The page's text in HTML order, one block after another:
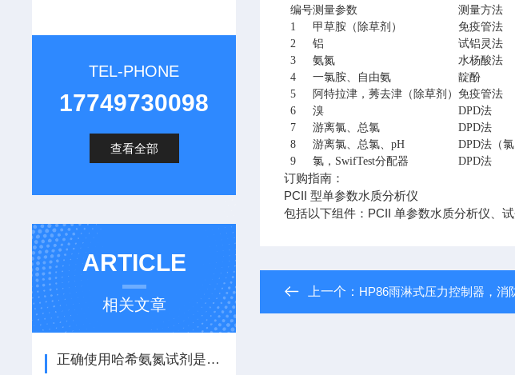
TEL-PHONE
17749730098
查看全部
ARTICLE
相关文章
正确使用哈希氨氮试剂是确保数据可靠性的关键
编号测量参数 测量方法
1
甲草胺（除草剂） 免疫管法
2
铝 试铝灵法
3
氨氮 水杨酸法
4
一氯胺、自由氨 靛酚
5
阿特拉津，莠去津（除草剂） 免疫管法
6
溴 DPD法
7
游离氯、总氯 DPD法
8
游离氯、总氯、pH DPD法（
9
氯，SwifTest分配器 DPD法
订购指南：
PCII 型单参数水质分析仪
包括以下组件：PCII 单参数水质分析仪、
上一个： HP86雨淋式压力控制器，消